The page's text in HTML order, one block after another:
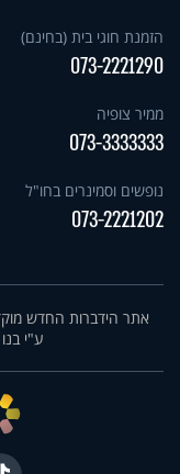
הזמנת חוגי בית (בחינם)
073-2221290
ממיר צופיה
073-3333333
נופשים וסמינרים בחו"ל
073-2221202
אתר הידברות החדש
ע"י